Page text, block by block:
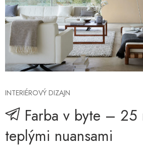
INTERIÉROVÝ DIZAJN
Farba v byte – 25
teplými nuansami